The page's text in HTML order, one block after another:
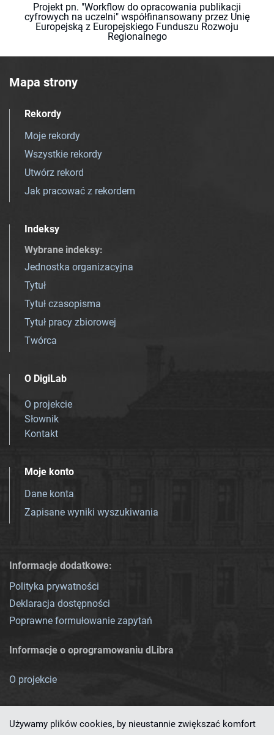
Projekt pn. "Workflow do opracowania publikacji
cyfrowych na uczelni" współfinansowany przez Unię
Europejską z Europejskiego Funduszu Rozwoju
Regionalnego
Mapa strony
Rekordy
Moje rekordy
Wszystkie rekordy
Utwórz rekord
Jak pracować z rekordem
Indeksy
Wybrane indeksy:
Jednostka organizacyjna
Tytuł
Tytuł czasopisma
Tytuł pracy zbiorowej
Twórca
O DigiLab
O projekcie
Słownik
Kontakt
Moje konto
Dane konta
Zapisane wyniki wyszukiwania
Informacje dodatkowe:
Polityka prywatności
Deklaracja dostępności
Poprawne formułowanie zapytań
Informacje o oprogramowaniu dLibra
O projekcie
Używamy plików cookies, by nieustannie zwiększać komfort